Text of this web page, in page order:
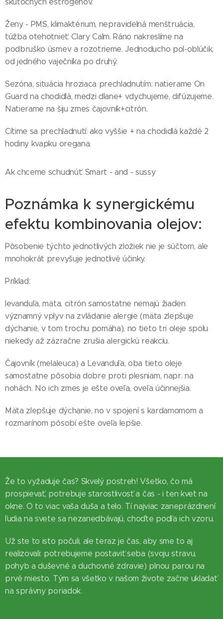
Ženy - PMS, klimaktérium, nepravidelná menštruácia,
túžba otehotnieť: Clary Calm. Ráno nakreslíme na
podbruško úsmev a rozotrieme. Jednoducho pol-oblúčik,
od jedného vaječníka po druhý.
Sezóna, situácia hroziaca prechladnutím: natierame On
Guard na chodidlá, medzi dlane+ vdychujeme, difúzujeme.
Natierame na šiju zmes čajovník+citrón.
Cítime sa prechladnutí: ako vyššie + na chodidlá každé 2
hodiny kvapku oregana.
Ak chceme schudnúť: Smart - and - sussy
Poznámka k synergickému
efektu kombinovania olejov:
Pôsobenie týchto jednotlivých zložiek nie je súčtom, ale
mnohokrát prevyšuje jednotlivé účinky.
Príklad:
levanduľa, mäta, citrón samostatne nemajú žiaden
významný vplyv na zvládanie alergie (mäta zlepšuje
dýchanie, v tom trochu pomáha), no tieto tri oleje spolu
niekedy až zázračne zrušia alergickú reakciu.
Čajovník (melaleuca) a Levanduľa, oba tieto oleje
samostatne pôsobia dobre proti plesniam, napr. na
nohách. No ich zmes je ešte oveľa, oveľa účinnejšia.
Mäta zlepšuje dýchanie, no v spojení s kardamomom a
rozmarínom pôsobí ešte oveľa lepšie.
Že to vyžaduje čas? Skvelý postreh! Všetko, čo má
prospievať, potrebuje starostlivosť a čas - i ten kvet na
okne. O to viac vaša duša a telo. Tí najviac zaneprázdnení
ľudia na svete sa nezanedbávajú, choďte podľa ich vzoru.
Už ste to isto počuli, ale teraz je čas, aby sme to aj
realizovali: potrebujeme postaviť seba (svoju stravu,
pohyb a duševné a duchovné zdravie) plnou parou na
prvé miesto. Tým sa všetko v našom živote začne ukladať
na správny poriadok.